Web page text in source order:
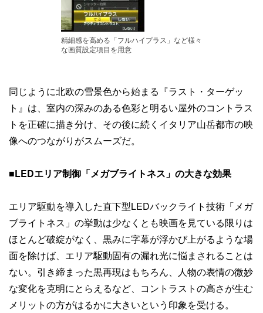
精細感を高める「フルハイプラス」など様々
な画質設定項目を用意
同じように北欧の雪景色から始まる『ラスト・ターゲッ
ト』は、室内の深みのある色彩と明るい屋外のコントラス
トを正確に描き分け、その後に続くイタリア山岳都市の映
像へのつながりがスムーズだ。
■LEDエリア制御「メガブライトネス」の大きな効果
エリア駆動を導入した直下型LEDバックライト技術「メガ
ブライトネス」の挙動は少なくとも映画を見ている限りは
ほとんど破綻がなく、黒みに字幕が浮かび上がるような場
面を除けば、エリア駆動固有の漏れ光に悩まされることは
ない。引き締まった黒再現はもちろん、人物の表情の微妙
な変化を克明にとらえるなど、コントラストの高さが生む
メリットの方がはるかに大きいという印象を受ける。